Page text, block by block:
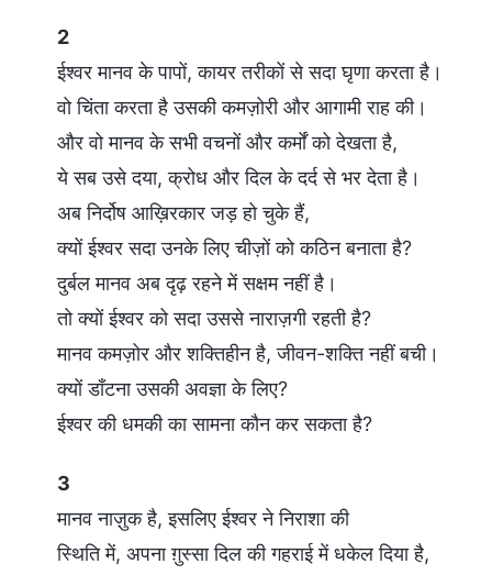
2
ईश्वर मानव के पापों, कायर तरीकों से सदा घृणा करता है।
वो चिंता करता है उसकी कमज़ोरी और आगामी राह की।
और वो मानव के सभी वचनों और कर्मों को देखता है,
ये सब उसे दया, क्रोध और दिल के दर्द से भर देता है।
अब निर्दोष आख़िरकार जड़ हो चुके हैं,
क्यों ईश्वर सदा उनके लिए चीज़ों को कठिन बनाता है?
दुर्बल मानव अब दृढ़ रहने में सक्षम नहीं है।
तो क्यों ईश्वर को सदा उससे नाराज़गी रहती है?
मानव कमज़ोर और शक्तिहीन है, जीवन-शक्ति नहीं बची।
क्यों डाँटना उसकी अवज्ञा के लिए?
ईश्वर की धमकी का सामना कौन कर सकता है?
3
मानव नाज़ुक है, इसलिए ईश्वर ने निराशा की
स्थिति में, अपना ग़ुस्सा दिल की गहराई में धकेल दिया है,